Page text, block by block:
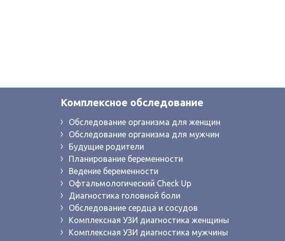
Комплексное обследование
Обследование организма для женщин
Обследование организма для мужчин
Будущие родители
Планирование беременности
Ведение беременности
Офтальмологический Check Up
Диагностика головной боли
Обследование сердца и сосудов
Комплексная УЗИ диагностика женщины
Комплексная УЗИ диагностика мужчины